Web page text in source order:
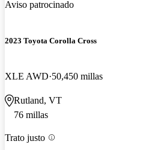
Aviso patrocinado
2023 Toyota Corolla Cross
XLE AWD 50,450 millas
Rutland, VT
76 millas
Trato justo